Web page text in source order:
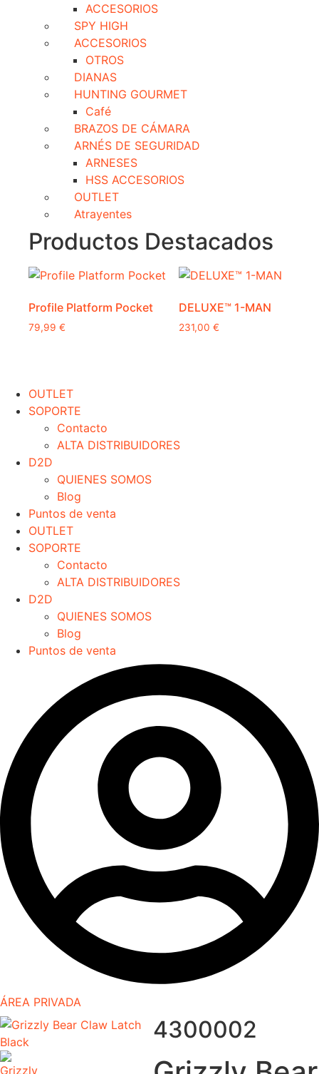
ACCESORIOS
SPY HIGH
ACCESORIOS
OTROS
DIANAS
HUNTING GOURMET
Café
BRAZOS DE CÁMARA
ARNÉS DE SEGURIDAD
ARNESES
HSS ACCESORIOS
OUTLET
Atrayentes
Productos Destacados
Profile Platform Pocket
79,99 €
DELUXE™ 1-MAN
231,00€
OUTLET
SOPORTE
Contacto
ALTA DISTRIBUIDORES
D2D
QUIENES SOMOS
Blog
Puntos de venta
OUTLET
SOPORTE
Contacto
ALTA DISTRIBUIDORES
D2D
QUIENES SOMOS
Blog
Puntos de venta
ÁREA PRIVADA
4300002